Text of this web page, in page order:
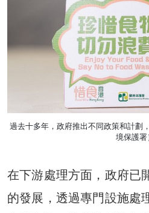
過去十多年，政府推出不同政策和計劃
境保護署
在下游處理方面，政府已
的發展，透過專門設施處